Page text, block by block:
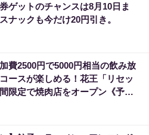
ゲットのチャンスは8月10日ま
ナックも今だけ20円引き。
加費2500円で5000円相当の飲み放
ースが楽しめる！花王「リセッ
限定で焼肉店をオープン《予約